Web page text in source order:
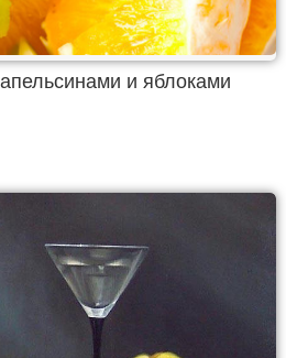
и яблоками